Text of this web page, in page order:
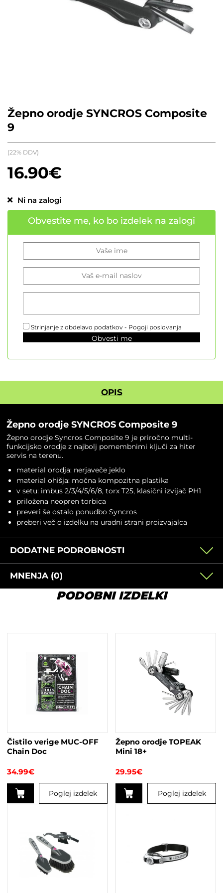
Žepno orodje SYNCROS Composite
9
16.90€
(22% DDV)
Ni na zalogi
Obvestite me, ko bo izdelek na zalogi
Strinjanje z obdelavo podatkov - Pogoji poslovanja
Obvesti me
OPIS
Žepno orodje SYNCROS Composite 9
Žepno orodje Syncros Composite 9 je priročno multi-
funkcijsko orodje z najbolj pomembnimi ključi za hiter
servis na terenu.
material orodja: nerjaveče jeklo
material ohišja: močna kompozitna plastika
v setu: imbus 2/3/4/5/6/8, torx T25, klasični izvijač PH1
priložena neopren torbica
preveri še ostalo ponudbo Syncros
preberi več o izdelku na uradni strani proizvajalca
DODATNE PODROBNOSTI
MNENJA (0)
PODOBNI IZDELKI
Čistilo verige MUC-OFF
Chain Doc
34.99€
Poglej izdelek
Žepno orodje TOPEAK
Mini 18+
29.95€
Poglej izdelek